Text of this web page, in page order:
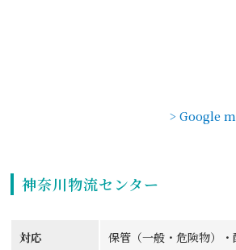
> Google
神奈川物流センター
対応 保管（一般・危険物）・